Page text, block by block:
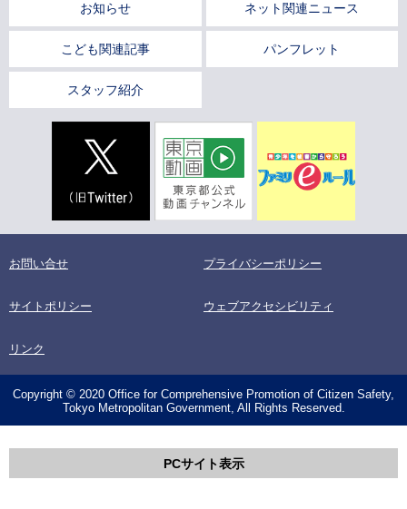
お知らせ ネット関連ニュース
こども関連記事 パンフレット
スタッフ紹介
お問い合せ プライバシーポリシー
サイトポリシー ウェブアクセシビリティ
リンク
Copyright © 2020 Office for Comprehensive Promotion of Citizen Safety,
Tokyo Metropolitan Government, All Rights Reserved.
PCサイト表示